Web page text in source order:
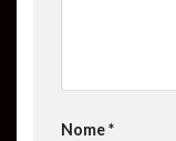
Nome*